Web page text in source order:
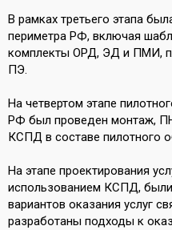
В рамках третьего этапа
периметра РФ, включая
комплекты ОРД, ЭД и ПМИ,
ПЭ.
На четвертом этапе
РФ был проведен монтаж,
КСПД в составе пилотного
На этапе проектирования
использованием КСПД,
вариантов оказания услуг
разработаны подходы к